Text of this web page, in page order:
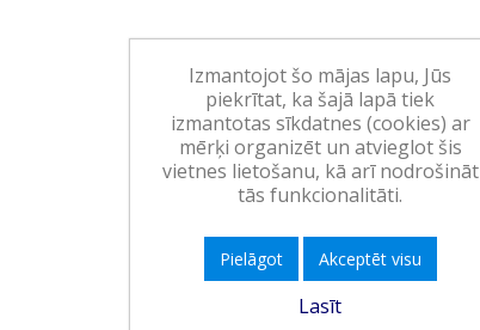
Izmantojot šo mājas lapu, Jūs
piekrītat, ka šajā lapā tiek
izmantotas sīkdatnes (cookies) ar
mērķi organizēt un atvieglot šis
vietnes lietošanu, kā arī nodrošināt
tās funkcionalitāti.
Pielāgot Akceptēt visu
Lasīt